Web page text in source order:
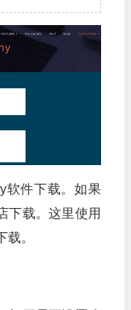
软件下载。如果
下载。这里使用
。